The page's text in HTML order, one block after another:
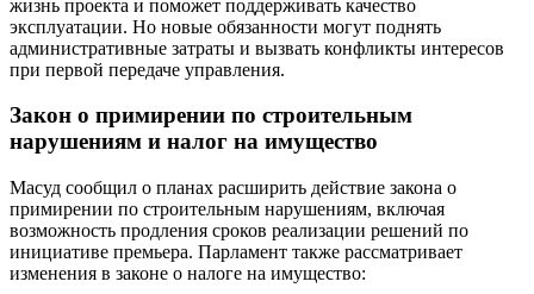
жизнь проекта и поможет поддерживать качество
эксплуатации. Но новые обязанности могут поднять
административные затраты и вызвать конфликты интересов
при первой передаче управления.
Закон о примирении по строительным
нарушениям и налог на имущество
Масуд сообщил о планах расширить действие закона о
примирении по строительным нарушениям, включая
возможность продления сроков реализации решений по
инициативе премьера. Парламент также рассматривает
изменения в законе о налоге на имущество: